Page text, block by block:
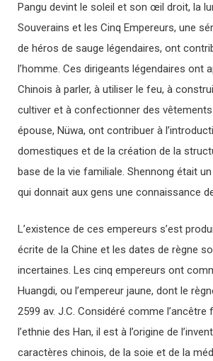
Pangu devint le soleil et son œil droit, la
Souverains et les Cinq Empereurs, une
de héros de sauge légendaires, ont
l’homme. Ces dirigeants légendaires ont
Chinois à parler, à utiliser le feu, à
cultiver et à confectionner des
épouse, Nüwa, ont contribuer à
domestiques et de la création de la
base de la vie familiale. Shennong était
qui donnait aux gens une connaissance
L’existence de ces empereurs s’est
écrite de la Chine et les dates de règne
incertaines. Les cinq empereurs ont
Huangdi, ou l’empereur jaune, dont le
2599 av. J.C. Considéré comme l’ancêtre
l’ethnie des Han, il est à l’origine de
caractères chinois, de la soie et de la